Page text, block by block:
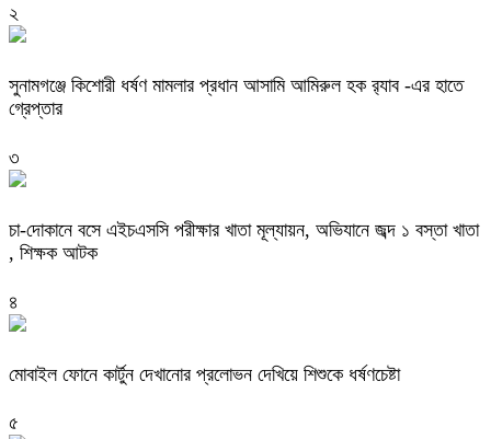
২
‎সুনামগঞ্জে কিশোরী ধর্ষণ মামলার প্রধান আসামি আমিরুল হক র‌্যাব -এর হাতে
গ্রেপ্তার
৩
চা-দোকানে বসে এইচএসসি পরীক্ষার খাতা মূল্যায়ন, অভিযানে জব্দ ১ বস্তা খাতা
, শিক্ষক আটক
৪
মোবাইল ফোনে কার্টুন দেখানোর প্রলোভন দেখিয়ে শিশুকে ধর্ষণচেষ্টা
৫